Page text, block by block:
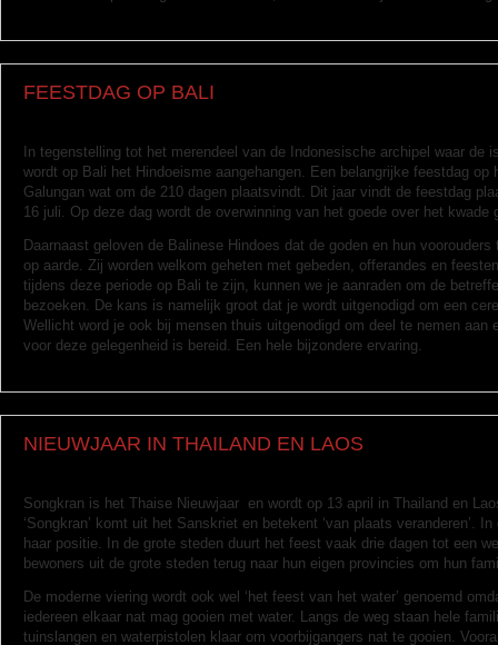
FEESTDAG OP BALI
In tegenstelling tot het merendeel van de Indonesische archipel waar de
wordt op Bali het Hindoeisme aangehangen. Een belangrijke feestdag op
Galungan wat om de 210 dagen plaatsvindt. Dit jaar vindt de feestdag
16 juli. Op deze dag wordt de overwinning van het goede over het kwade
Daarnaast geloven de Balinese Hindoes dat de goden en hun
op aarde. Zij worden welkom geheten met gebeden, offerandes en
tijdens deze periode op Bali te zijn, kunnen we je aanraden om de
bezoeken. De kans is namelijk groot dat je wordt uitgenodigd om een
Wellicht word je ook bij mensen thuis uitgenodigd om deel te nemen aan
voor deze gelegenheid is bereid. Een hele bijzondere ervaring.
NIEUWJAAR IN THAILAND EN LAOS
Songkran is het Thaise Nieuwjaar en wordt op 13 april in Thailand en
‘Songkran’ komt uit het Sanskriet en betekent ‘van plaats veranderen’.
haar positie. In de grote steden duurt het feest vaak drie dagen tot een
bewoners uit de grote steden terug naar hun eigen provincies om hun
De moderne viering wordt ook wel ‘het feest van het water’ genoemd
iedereen elkaar nat mag gooien met water. Langs de weg staan hele
tuinslangen en waterpistolen klaar om voorbijgangers nat te gooien.